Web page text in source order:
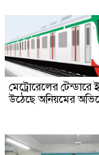
মেট্রোরেলের টেন্ডারে
উঠেছে অনিয়মের